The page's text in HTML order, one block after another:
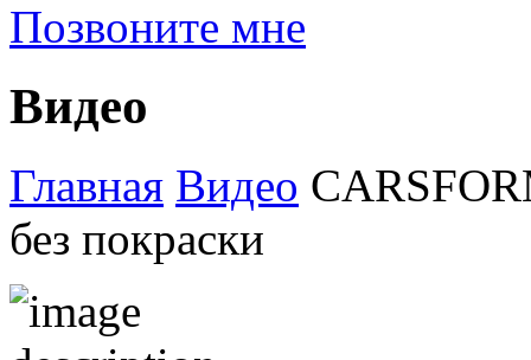
Позвоните мне
Видео
Главная Видео
без покраски